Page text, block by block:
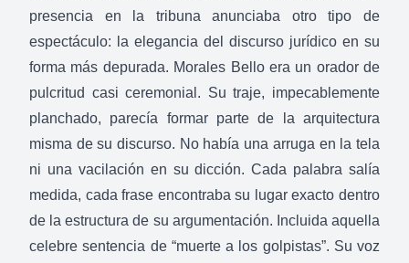
presencia en la tribuna anunciaba otro tipo de
espectáculo: la elegancia del discurso jurídico en su
forma más depurada. Morales Bello era un orador de
pulcritud casi ceremonial. Su traje, impecablemente
planchado, parecía formar parte de la arquitectura
misma de su discurso. No había una arruga en la tela
ni una vacilación en su dicción. Cada palabra salía
medida, cada frase encontraba su lugar exacto dentro
de la estructura de su argumentación. Incluida aquella
celebre sentencia de “muerte a los golpistas”. Su voz